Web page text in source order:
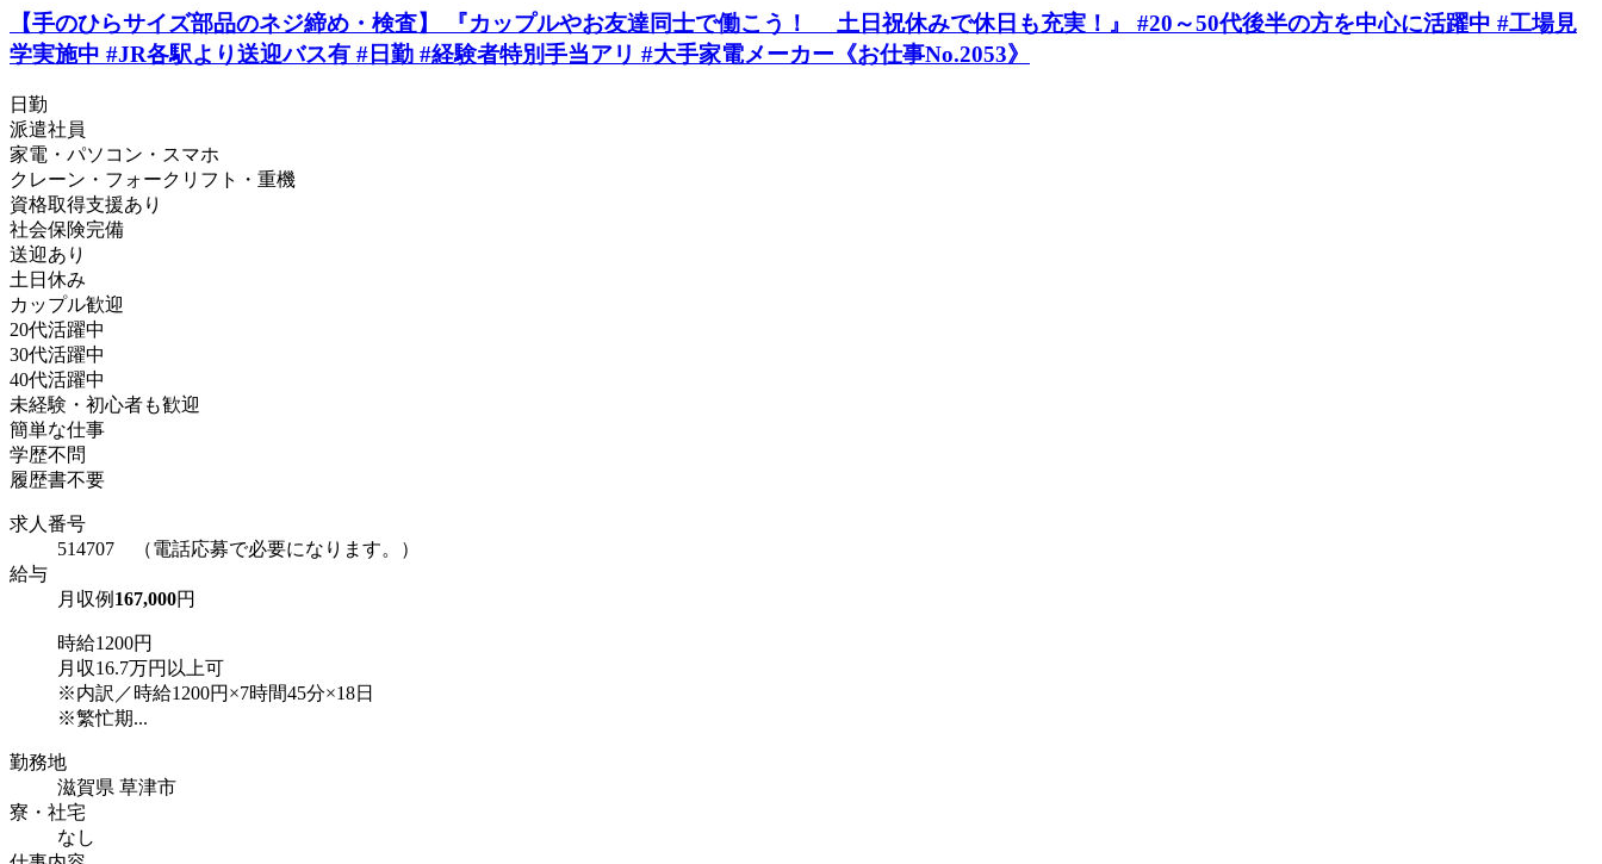
【手のひらサイズ部品のネジ締め・検査】 『カップルやお友達同士で働こう！ 土日祝休みで休日も充実！』 #20～50代後半の方を中心に活躍中 #工場見
学実施中 #JR各駅より送迎バス有 #日勤 #経験者特別手当アリ #大手家電メーカー《お仕事No.2053》
日勤
派遣社員
家電・パソコン・スマホ
クレーン・フォークリフト・重機
資格取得支援あり
社会保険完備
送迎あり
土日休み
カップル歓迎
20代活躍中
30代活躍中
40代活躍中
未経験・初心者も歓迎
簡単な仕事
学歴不問
履歴書不要
求人番号
514707 （電話応募で必要になります。）
給与
月収例 167,000円
時給1200円
月収16.7万円以上可
※内訳／時給1200円×7時間45分×18日
※繁忙期...
勤務地
滋賀県 草津市
寮・社宅
なし